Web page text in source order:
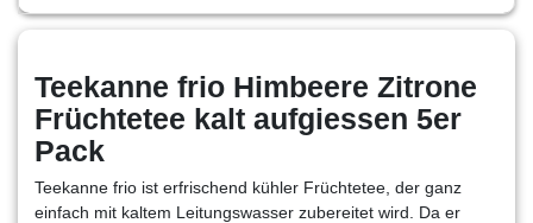
Teekanne frio Himbeere Zitrone
Früchtetee kalt aufgiessen 5er
Pack
Teekanne frio ist erfrischend kühler Früchtetee, der ganz
einfach mit kaltem Leitungswasser zubereitet wird. Da er